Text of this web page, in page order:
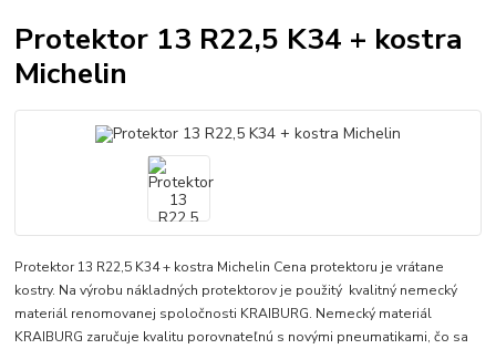
Protektor 13 R22,5 K34 + kostra
Michelin
Protektor 13 R22,5 K34 + kostra Michelin Cena protektoru je vrátane
kostry. Na výrobu nákladných protektorov je použitý kvalitný nemecký
materiál renomovanej spoločnosti KRAIBURG. Nemecký materiál
KRAIBURG zaručuje kvalitu porovnateľnú s novými pneumatikami, čo sa